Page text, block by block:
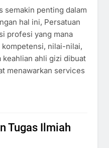
semakin penting dalam
hal ini, Persatuan
profesi yang mana
kompetensi, nilai-nilai,
keahlian ahli gizi dibuat
menawarkan services
Tugas Ilmiah